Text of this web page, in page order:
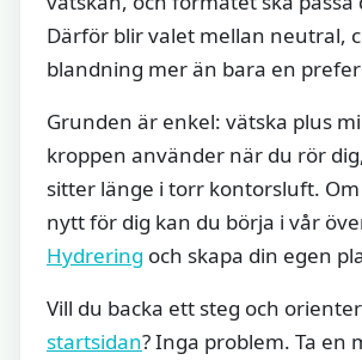
Därför blir valet mellan neutral,
blandning mer än bara en
Grunden är enkel: vätska plus
kroppen använder när du rör
sitter länge i torr kontorsluft.
nytt för dig kan du börja i vår
Hydrering och skapa din egen
Vill du backa ett steg och
startsidan? Inga problem. Ta en